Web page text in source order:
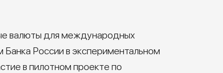
валюты для международных
России в экспериментальном
в пилотном проекте по